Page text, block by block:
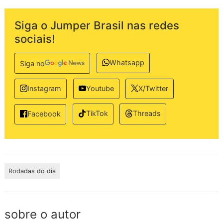
Siga o Jumper Brasil nas redes
sociais!
Siga no Whatsapp
Instagram Youtube X/Twitter
Facebook TikTok Threads
Rodadas do dia
sobre o autor